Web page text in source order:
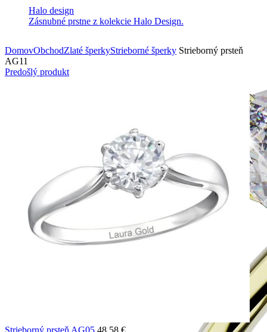
Halo design
Zásnubné prstne z kolekcie Halo Design.
DomovObchodZlaté šperkyStrieborné šperky Strieborný prsteň
AG11
Predošlý produkt
Strieborný prsteň AG05 48,58 €